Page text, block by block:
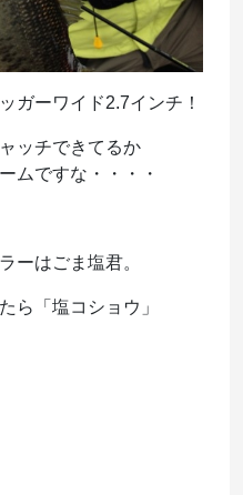
ガーワイド2.7インチ！
ッチできてるか
ムですな・・・・
ーはごま塩君。
ら「塩コショウ」